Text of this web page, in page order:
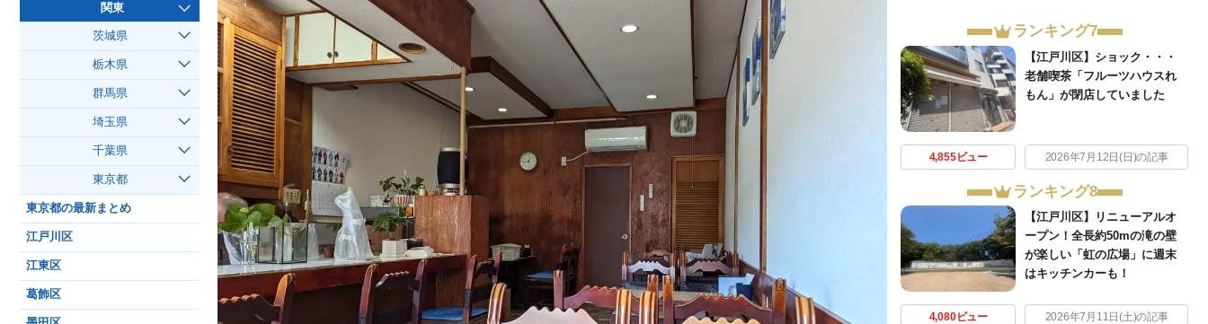
ランキング7
【江戸川区】ショック・・・
老舗喫茶「フルーツハウスれ
もん」が閉店していました
4,855ビュー 2026年7月12日(日)の記事
ランキング8
【江戸川区】リニューアルオ
ープン！全長約50mの滝の壁
が楽しい「虹の広場」に週末
はキッチンカーも！
4,080ビュー 2026年7月11日(土)の記事
関東
茨城県
栃木県
群馬県
埼玉県
千葉県
東京都
東京都の最新まとめ
江戸川区
江東区
葛飾区